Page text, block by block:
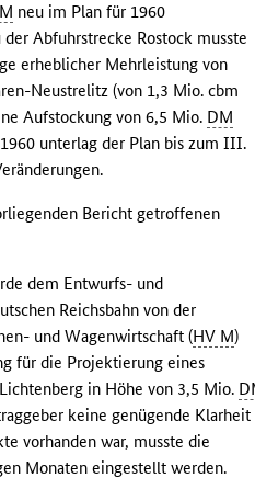
neu im Plan für 1960
Abfuhrstrecke Rostock musste
erheblicher Mehrleistung von
Neustrelitz (von 1,3 Mio. cbm
Aufstockung von 6,5 Mio. DM
unterlag der Plan bis zum III.
Bericht getroffenen
dem Entwurfs- und
Reichsbahn von der
und Wagenwirtschaft (HV M)
für die Projektierung eines
in Höhe von 3,5 Mio.
keine genügende Klarheit
vorhanden war, musste die
Monaten eingestellt werden.